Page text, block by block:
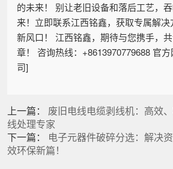
的未来！ 别让老旧设备和落后工艺，
来！立即联系江西铭鑫，获取专属解
新风口！ 江西铭鑫，期待与您携手，
章！ 咨询热线：+8613970779688 官
司]
上一篇： 废旧电线电缆剥线机：高效
线处理专家
下一篇： 电子元器件破碎分选：解决
效环保新篇！